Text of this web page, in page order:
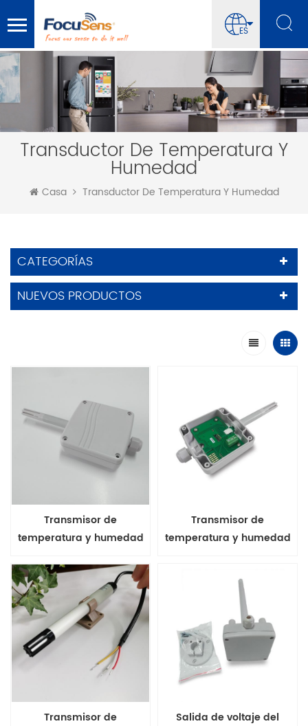
ES
Transductor De Temperatura Y
Humedad
Casa Transductor De Temperatura Y Humedad
CATEGORÍAS
NUEVOS PRODUCTOS
Transmisor de
temperatura y humedad
FHT20 salida 4-20ma
Transmisor de
temperatura y humedad
voltaje de 0-10V
Transmisor de
Salida de voltaje del